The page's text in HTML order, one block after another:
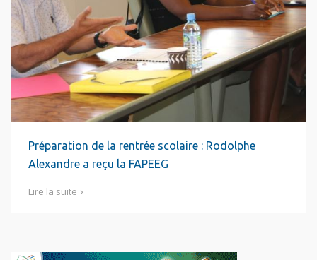
Préparation de la rentrée scolaire : Rodolphe
Alexandre a reçu la FAPEEG
Lire la suite